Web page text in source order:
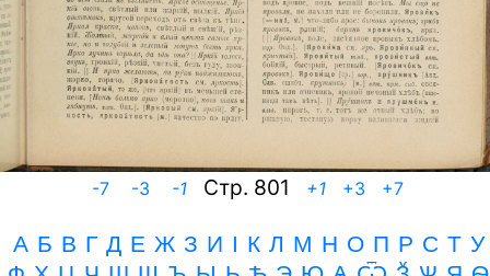
-7 -3 -1 Cтр. 801 +1 +3 +7
А Б В Г Д Е Ж З И I К Л М Н О П Р С Т У